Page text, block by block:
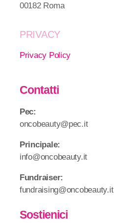
00182 Roma
PRIVACY
Privacy Policy
Contatti
Pec:
oncobeauty@pec.it
Principale:
info@oncobeauty.it
Fundraiser:
fundraising@oncobeauty.it
Sostienici